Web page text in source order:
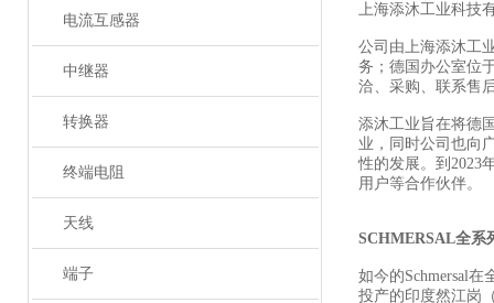
电流互感器
中继器
转换器
终端电阻
天线
端子
上海添沐工业科技
公司由上海添沐工
务；德国办公室位
洽、采购、联系售
添沐工业旨在将德
业，同时公司也向
性的发展。到2023
用户等合作伙伴。
SCHMERSAL全系
如今的Schmersal
投产的印度然江岗